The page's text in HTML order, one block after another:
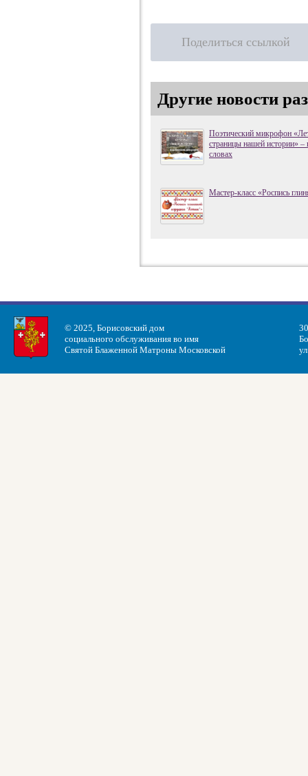
Поделиться ссылкой
Другие новости
Поэтический микрофон
страницы нашей истории» –
словах
Мастер-класс «Роспись
© 2025, Борисовский дом
социального обслуживания во имя
Святой Блаженной Матроны Московской